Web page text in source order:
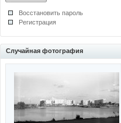
Восстановить пароль
Регистрация
Случайная фотография